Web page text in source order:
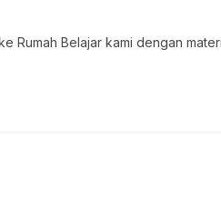
Rumah Belajar kami dengan